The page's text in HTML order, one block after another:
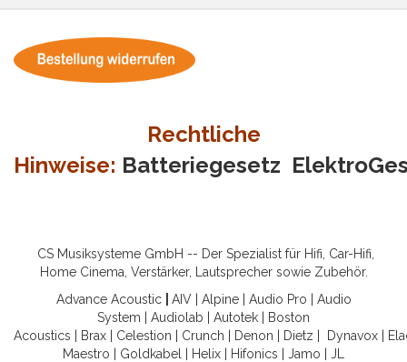
Rechtliche
Hinweise: Batteriegesetz
CS Musiksysteme GmbH -- Der Spezialist für Hifi, Car-Hifi,
Home Cinema, Verstärker, Lautsprecher sowie Zubehör.
Advance Acoustic
AIV| Alpine| Audio Pro
Audio
System
Audiolab Autotek
Boston
Acoustics
Brax Celestion Crunch Denon Dietz Dynavox
Maestro
Goldkabel Helix Hifonics Jamo
JL